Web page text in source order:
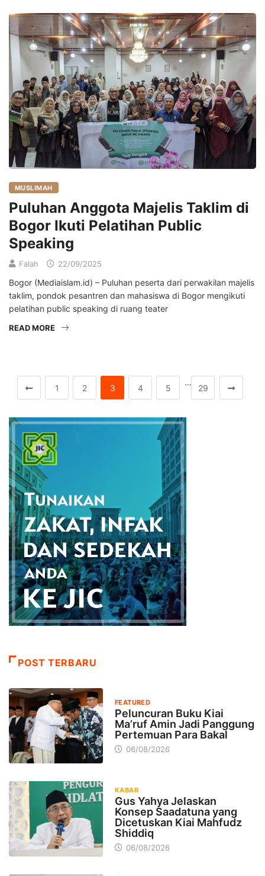
MUSLIMAH
Puluhan Anggota Majelis Taklim di
Bogor Ikuti Pelatihan Public
Speaking
Falah 22/09/2025
Bogor (Mediaislam.id) – Puluhan peserta dari perwakilan majelis
taklim, pondok pesantren dan mahasiswa di Bogor mengikuti
pelatihan public speaking di ruang teater
READ MORE
1 2 3 4 5
…
29
POST TERBARU
FEATURED
Peluncuran Buku Kiai
Ma’ruf Amin Jadi Panggung
Pertemuan Para Bakal
06/08/2026
KABAR
Gus Yahya Jelaskan
Konsep Saadatuna yang
Dicetuskan Kiai Mahfudz
Shiddiq
06/08/2026